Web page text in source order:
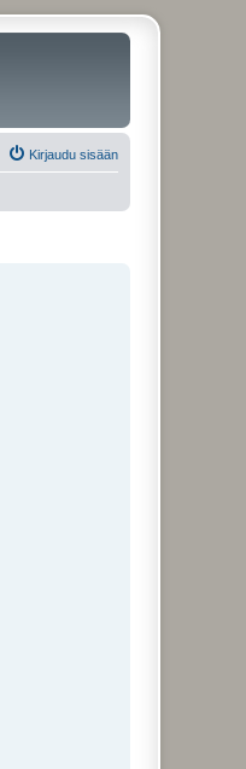
Kirjaudu sisään